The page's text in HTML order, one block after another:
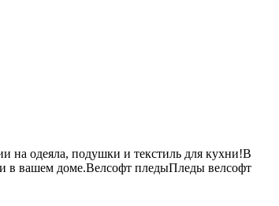
на одеяла, подушки и текстиль для кухни!В
в вашем доме.Велсофт пледыПледы велсофт